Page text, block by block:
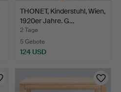
THONET, Kinderstuhl, Wien,
1920er Jahre. G…
2 Tage
5 Gebote
124 USD